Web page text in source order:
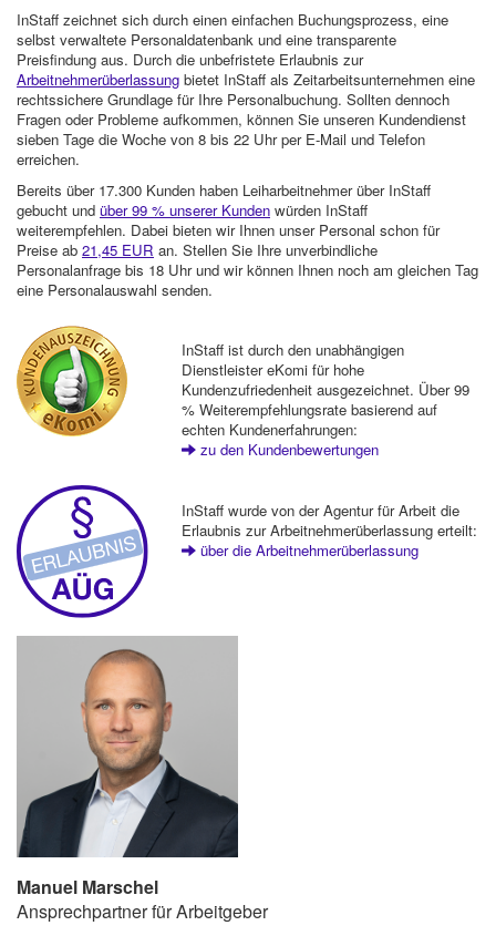
InStaff zeichnet sich durch einen einfachen Buchungsprozess, eine
selbst verwaltete Personaldatenbank und eine transparente
Preisfindung aus. Durch die unbefristete Erlaubnis zur
Arbeitnehmerüberlassung bietet InStaff als Zeitarbeitsunternehmen eine
rechtssichere Grundlage für Ihre Personalbuchung. Sollten dennoch
Fragen oder Probleme aufkommen, können Sie unseren Kundendienst
sieben Tage die Woche von 8 bis 22 Uhr per E-Mail und Telefon
erreichen.
Bereits über 17.300 Kunden haben Leiharbeitnehmer über InStaff
gebucht und über 99 % unserer Kunden würden InStaff
weiterempfehlen. Dabei bieten wir Ihnen unser Personal schon für
Preise ab 21,45 EUR an. Stellen Sie Ihre unverbindliche
Personalanfrage bis 18 Uhr und wir können Ihnen noch am gleichen Tag
eine Personalauswahl senden.
InStaff ist durch den unabhängigen
Dienstleister eKomi für hohe
Kundenzufriedenheit ausgezeichnet. Über 99
% Weiterempfehlungsrate basierend auf
echten Kundenerfahrungen:
zu den Kundenbewertungen
InStaff wurde von der Agentur für Arbeit die
Erlaubnis zur Arbeitnehmerüberlassung erteilt:
über die Arbeitnehmerüberlassung
Manuel Marschel
Ansprechpartner für Arbeitgeber